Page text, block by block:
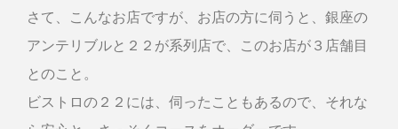
さて、こんなお店ですが、お店の方に伺うと、銀座の
アンテリブルと２２が系列店で、このお店が３店舗目
とのこと。
ビストロの２２には、伺ったこともあるので、それな